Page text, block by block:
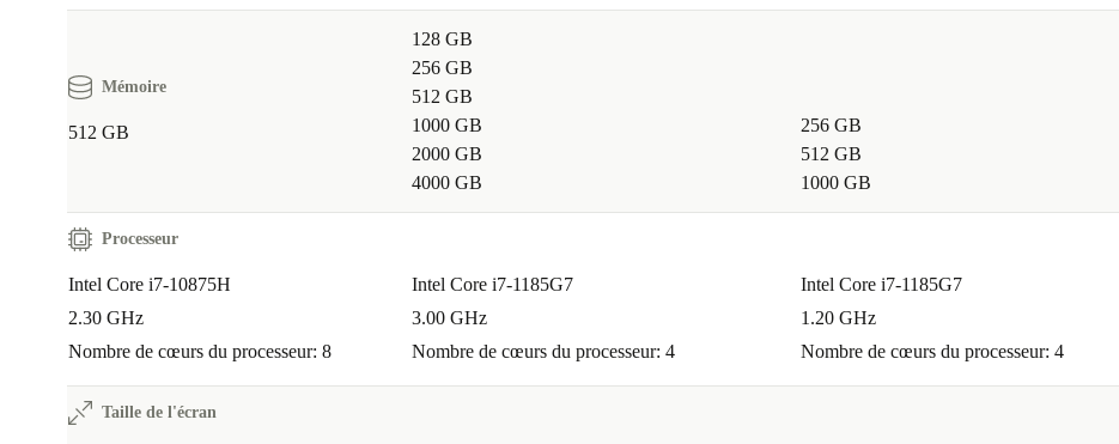
Mémoire
512 GB
128 GB
256 GB
512 GB
1000 GB
2000 GB
4000 GB
256 GB
512 GB
1000 GB
Processeur
Intel Core i7-10875H
2.30 GHz
Nombre de cœurs du processeur: 8
Intel Core i7-1185G7
3.00 GHz
Nombre de cœurs du processeur: 4
Intel Core i7-1185G7
1.20 GHz
Nombre de cœurs du processeur: 4
Taille de l'écran